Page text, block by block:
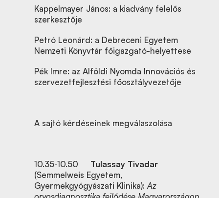
Kappelmayer János: a kiadvány felelős
szerkesztője
Petró Leonárd: a Debreceni Egyetem
Nemzeti Könyvtár főigazgató-helyettese
Pék Imre: az Alföldi Nyomda Innovációs és
szervezetfejlesztési főosztályvezetője
A sajtó kérdéseinek megválaszolása
10.35-10.50 Tulassay Tivadar
(Semmelweis Egyetem,
Gyermekgyógyászati Klinika): Az